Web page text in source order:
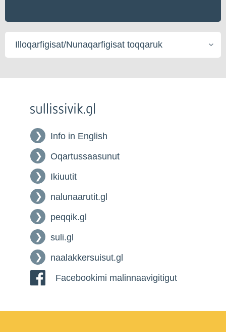
Illoqarfigisat/Nunaqarfigisat
toqqaruk
Info in English
Oqartussaasunut
Ikiuutit
nalunaarutit.gl
peqqik.gl
suli.gl
naalakkersuisut.gl
Facebookimi malinnaavigitigut